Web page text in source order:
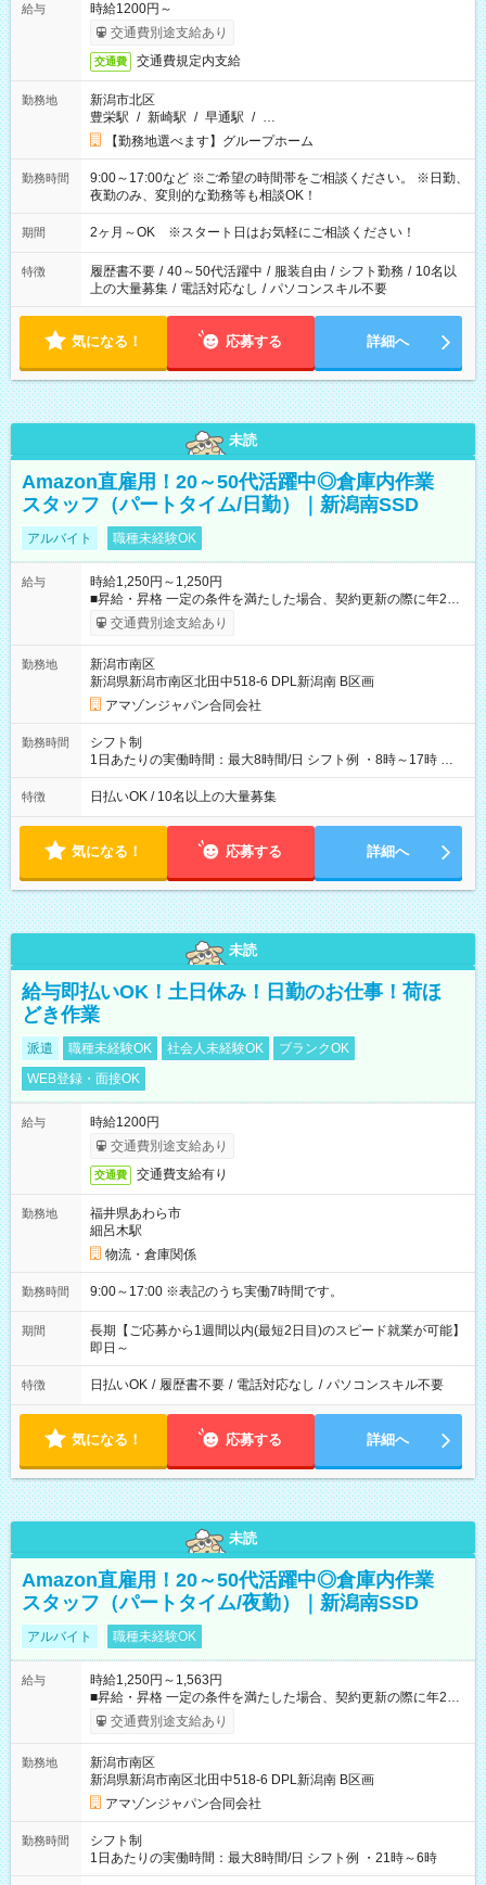
給与
時給1200円～
交通費別途支給あり
交通費 交通費規定内支給
勤務地
新潟市北区
豊栄駅 / 新崎駅 / 早通駅 / …
【勤務地選べます】グループホーム
勤務時間
9:00～17:00など ※ご希望の時間帯をご相談ください。 ※日勤、
夜勤のみ、変則的な勤務等も相談OK！
期間 2ヶ月～OK ※スタート日はお気軽にご相談ください！
特徴 履歴書不要 / 40～50代活躍中 / 服装自由 / シフト勤務 / 10名以
上の大量募集 / 電話対応なし / パソコンスキル不要
気になる！ 応募する 詳細へ
未読
Amazon直雇用！20～50代活躍中◎倉庫内作業
スタッフ（パートタイム/日勤）｜新潟南SSD
アルバイト 職種未経験OK
給与
時給1,250円～1,250円
■昇給・昇格 一定の条件を満たした場合、契約更新の際に年2回
まで昇給の機会があります。 ■正社員登用制度あり ※月末締/翌
月25日支払い ※時間外手当、別途支給 ※深夜割増賃金 (22:00～
☆Amazon直雇用で安定して働けます！ 【試用期間】試用期間
あり 試用期間の長さ：1週間 雇用形態、給与は本採用時と同じ
です。
交通費別途支給あり
勤務地
新潟市南区
新潟県新潟市南区北田中518-6 DPL新潟南 B区画
アマゾンジャパン合同会社
勤務時間
シフト制
1日あたりの実働時間：最大8時間/日 シフト例 ・8時～17時 ・
12時～21時
特徴 日払いOK / 10名以上の大量募集
気になる！ 応募する 詳細へ
未読
給与即払いOK！土日休み！日勤のお仕事！荷ほ
どき作業
派遣 職種未経験OK 社会人未経験OK
ブランクOK
WEB登録・面接OK
給与
時給1200円
交通費別途支給あり
交通費 交通費支給有り
勤務地
福井県あわら市
細呂木駅
物流・倉庫関係
勤務時間 9:00～17:00 ※表記のうち実働7時間です。
期間
長期【ご応募から1週間以内(最短2日目)のスピード就業が可能】
即日～
特徴 日払いOK / 履歴書不要 / 電話対応なし / パソコンスキル不要
気になる！ 応募する 詳細へ
未読
Amazon直雇用！20～50代活躍中◎倉庫内作業
スタッフ（パートタイム/夜勤）｜新潟南SSD
アルバイト 職種未経験OK
給与
時給1,250円～1,563円
■昇給・昇格 一定の条件を満たした場合、契約更新の際に年2回
まで昇給の機会があります。 ■正社員登用制度あり ※月末締/翌
月25日支払い ※時間外手当、別途支給 ※深夜割増賃金 (22:00～
☆Amazon直雇用で安定して働けます！ 【試用期間】試用期間
あり 試用期間の長さ：1週間 雇用形態、給与は本採用時と同じ
です。
交通費別途支給あり
勤務地
新潟市南区
新潟県新潟市南区北田中518-6 DPL新潟南 B区画
アマゾンジャパン合同会社
勤務時間
シフト制
1日あたりの実働時間：最大8時間/日 シフト例 ・21時～6時